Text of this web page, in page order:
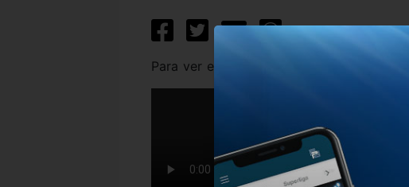
Para ver el video, haz click sobre el video.